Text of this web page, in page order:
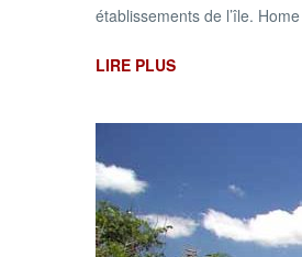
établissements de l’île.
LIRE PLUS